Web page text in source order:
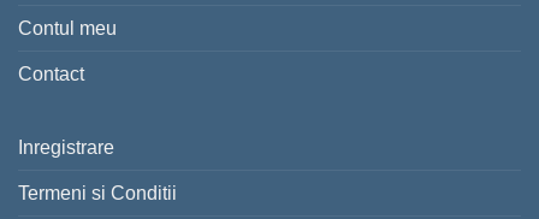
Contul meu
Contact
Inregistrare
Termeni si Conditii